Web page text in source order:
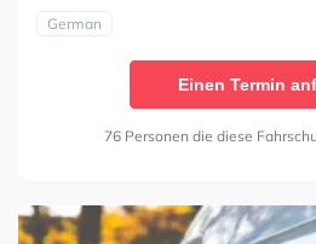
German
Einen Termin
76 Personen die diese